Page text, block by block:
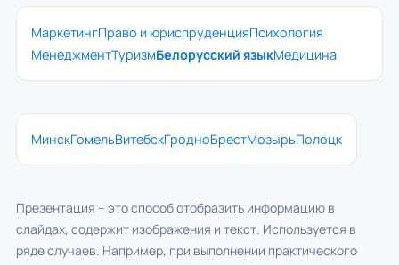
МаркетингПраво и юриспруденцияПсихология
МенеджментТуризмБелорусский языкМедицина
МинскГомельВитебскГродноБрестМозырьПолоцк
Презентация – это способ отобразить информацию в
слайдах, содержит изображения и текст. Используется в
ряде случаев. Например, при выполнении практического